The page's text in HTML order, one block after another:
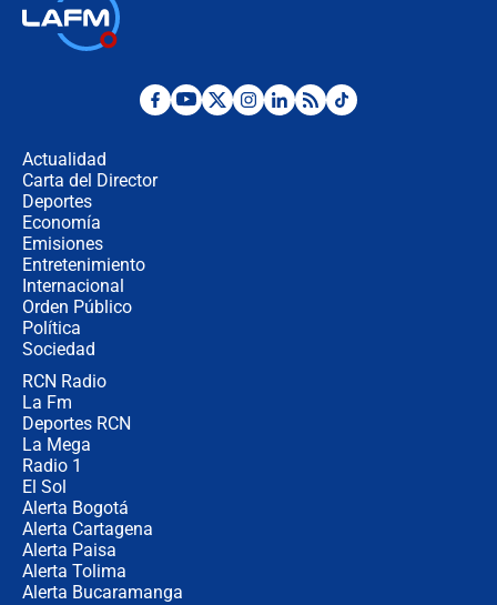
¿Por qué De la Espriella gobernará
Actualidad
Carta del Director
Deportes
Economía
Emisiones
Entretenimiento
Internacional
Orden Público
Política
Sociedad
RCN Radio
La Fm
Deportes RCN
La Mega
Radio 1
El Sol
Alerta Bogotá
Alerta Cartagena
Alerta Paisa
Alerta Tolima
Alerta Bucaramanga